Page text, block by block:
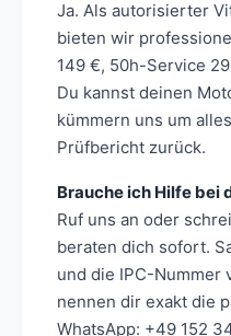
Ja. Als autorisierter
bieten wir
149 €, 50h-Service
Du kannst deinen
kümmern uns um
Prüfbericht zurück.
Brauche ich Hilfe bei
Ruf uns an oder
beraten dich sofort.
und die IPC-Nummer
nennen dir exakt die
WhatsApp: +49 152